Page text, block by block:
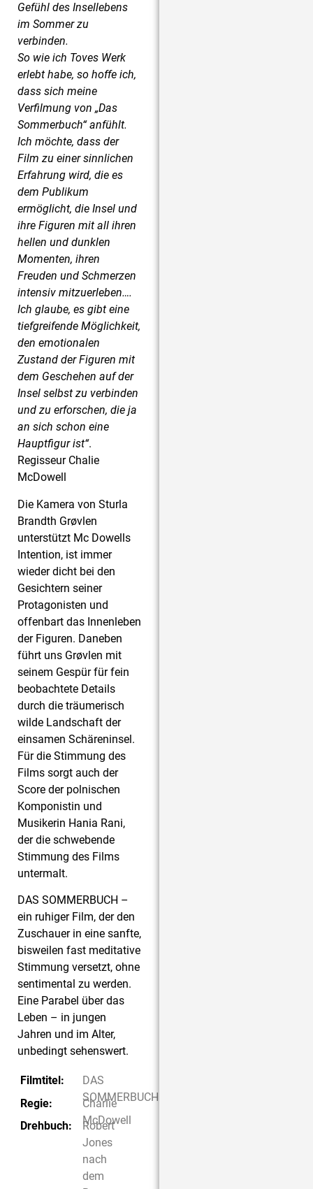
Gefühl des Insellebens
im Sommer zu
verbinden.
So wie ich Toves Werk
erlebt habe, so hoffe ich,
dass sich meine
Verfilmung von „Das
Sommerbuch“ anfühlt.
Ich möchte, dass der
Film zu einer sinnlichen
Erfahrung wird, die es
dem Publikum
ermöglicht, die Insel und
ihre Figuren mit all ihren
hellen und dunklen
Momenten, ihren
Freuden und Schmerzen
intensiv mitzuerleben….
Ich glaube, es gibt eine
tiefgreifende Möglichkeit,
den emotionalen
Zustand der Figuren mit
dem Geschehen auf der
Insel selbst zu verbinden
und zu erforschen, die ja
an sich schon eine
Hauptfigur ist“.
Regisseur Chalie
McDowell
Die Kamera von Sturla
Brandth Grøvlen
unterstützt Mc Dowells
Intention, ist immer
wieder dicht bei den
Gesichtern seiner
Protagonisten und
offenbart das Innenleben
der Figuren. Daneben
führt uns Grøvlen mit
seinem Gespür für fein
beobachtete Details
durch die träumerisch
wilde Landschaft der
einsamen Schäreninsel.
Für die Stimmung des
Films sorgt auch der
Score der polnischen
Komponistin und
Musikerin Hania Rani,
der die schwebende
Stimmung des Films
untermalt.
DAS SOMMERBUCH –
ein ruhiger Film, der den
Zuschauer in eine sanfte,
bisweilen fast meditative
Stimmung versetzt, ohne
sentimental zu werden.
Eine Parabel über das
Leben – in jungen
Jahren und im Alter,
unbedingt sehenswert.
Filmtitel:
DAS
SOMMERBUCH
Regie:
Charlie
McDowell
Drehbuch:
Robert
Jones
nach
dem